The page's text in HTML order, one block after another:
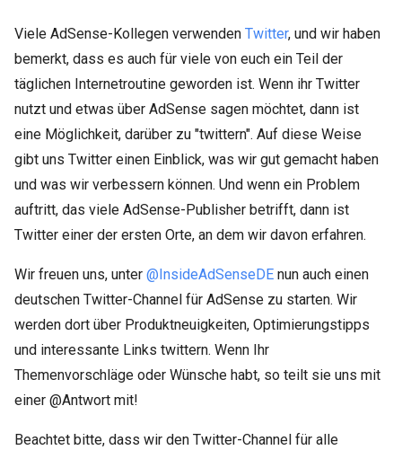
Viele AdSense-Kollegen verwenden Twitter, und wir haben
bemerkt, dass es auch für viele von euch ein Teil der
täglichen Internetroutine geworden ist. Wenn ihr Twitter
nutzt und etwas über AdSense sagen möchtet, dann ist
eine Möglichkeit, darüber zu "twittern". Auf diese Weise
gibt uns Twitter einen Einblick, was wir gut gemacht haben
und was wir verbessern können. Und wenn ein Problem
auftritt, das viele AdSense-Publisher betrifft, dann ist
Twitter einer der ersten Orte, an dem wir davon erfahren.
Wir freuen uns, unter @InsideAdSenseDE nun auch einen
deutschen Twitter-Channel für AdSense zu starten. Wir
werden dort über Produktneuigkeiten, Optimierungstipps
und interessante Links twittern. Wenn Ihr
Themenvorschläge oder Wünsche habt, so teilt sie uns mit
einer @Antwort mit!
Beachtet bitte, dass wir den Twitter-Channel für alle